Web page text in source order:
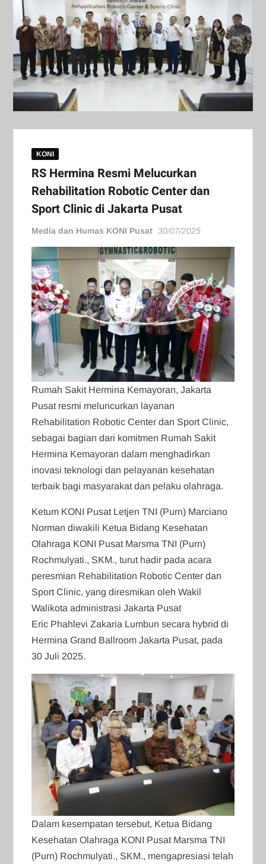
KONI
RS Hermina Resmi Melucurkan
Rehabilitation Robotic Center dan
Sport Clinic di Jakarta Pusat
Media dan Humas KONI Pusat 30/07/2025
Rumah Sakit Hermina Kemayoran, Jakarta
Pusat resmi meluncurkan layanan
Rehabilitation Robotic Center dan Sport Clinic,
sebagai bagian dari komitmen Rumah Sakit
Hermina Kemayoran dalam menghadirkan
inovasi teknologi dan pelayanan kesehatan
terbaik bagi masyarakat dan pelaku olahraga.
Ketum KONI Pusat Letjen TNI (Purn) Marciano
Norman diwakili Ketua Bidang Kesehatan
Olahraga KONI Pusat Marsma TNI (Purn)
Rochmulyati., SKM., turut hadir pada acara
peresmian Rehabilitation Robotic Center dan
Sport Clinic, yang diresmikan oleh Wakil
Walikota administrasi Jakarta Pusat
Eric Phahlevi Zakaria Lumbun secara hybrid di
Hermina Grand Ballroom Jakarta Pusat, pada
30 Juli 2025.
Dalam kesempatan tersebut, Ketua Bidang
Kesehatan Olahraga KONI Pusat Marsma TNI
(Purn) Rochmulyati., SKM., mengapresiasi telah